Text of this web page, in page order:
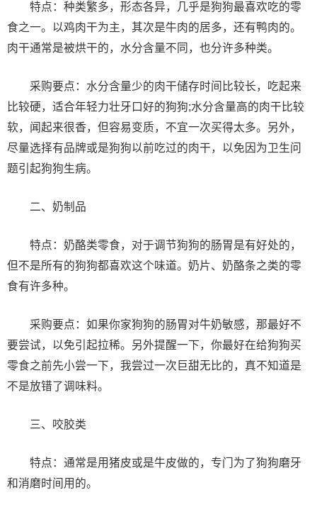
特点：种类繁多，形态各异，几乎是狗狗最喜欢吃的零
食之一。以鸡肉干为主，其次是牛肉的居多，还有鸭肉的。
肉干通常是被烘干的，水分含量不同，也分许多种类。
采购要点：水分含量少的肉干储存时间比较长，吃起来
比较硬，适合年轻力壮牙口好的狗狗;水分含量高的肉干比较
软，闻起来很香，但容易变质，不宜一次买得太多。另外，
尽量选择有品牌或是狗狗以前吃过的肉干，以免因为卫生问
题引起狗狗生病。
二、奶制品
特点：奶酪类零食，对于调节狗狗的肠胃是有好处的，
但不是所有的狗狗都喜欢这个味道。奶片、奶酪条之类的零
食有许多种。
采购要点：如果你家狗狗的肠胃对牛奶敏感，那最好不
要尝试，以免引起拉稀。另外提醒一下，你最好在给狗狗买
零食之前先小尝一下，我尝过一次巨甜无比的，真不知道是
不是放错了调味料。
三、咬胶类
特点：通常是用猪皮或是牛皮做的，专门为了狗狗磨牙
和消磨时间用的。